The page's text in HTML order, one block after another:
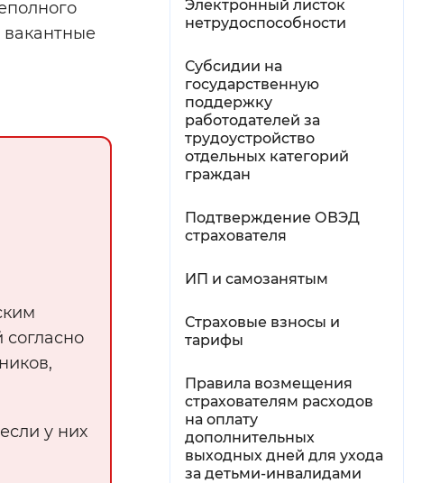
Закрыть
у них
Электронный листок
нетрудоспособности
Субсидии на
государственную
поддержку
работодателей за
трудоустройство
отдельных категорий
граждан
Подтверждение ОВЭД
страхователя
ИП и самозанятым
Страховые взносы и
тарифы
Правила возмещения
страхователям расходов
на оплату
дополнительных
выходных дней для ухода
за детьми-инвалидами